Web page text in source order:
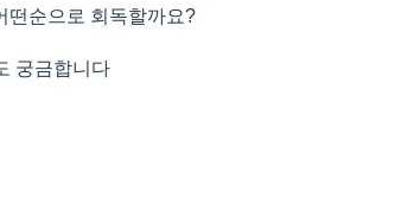
떤순으로 회독할까요?
궁금합니다